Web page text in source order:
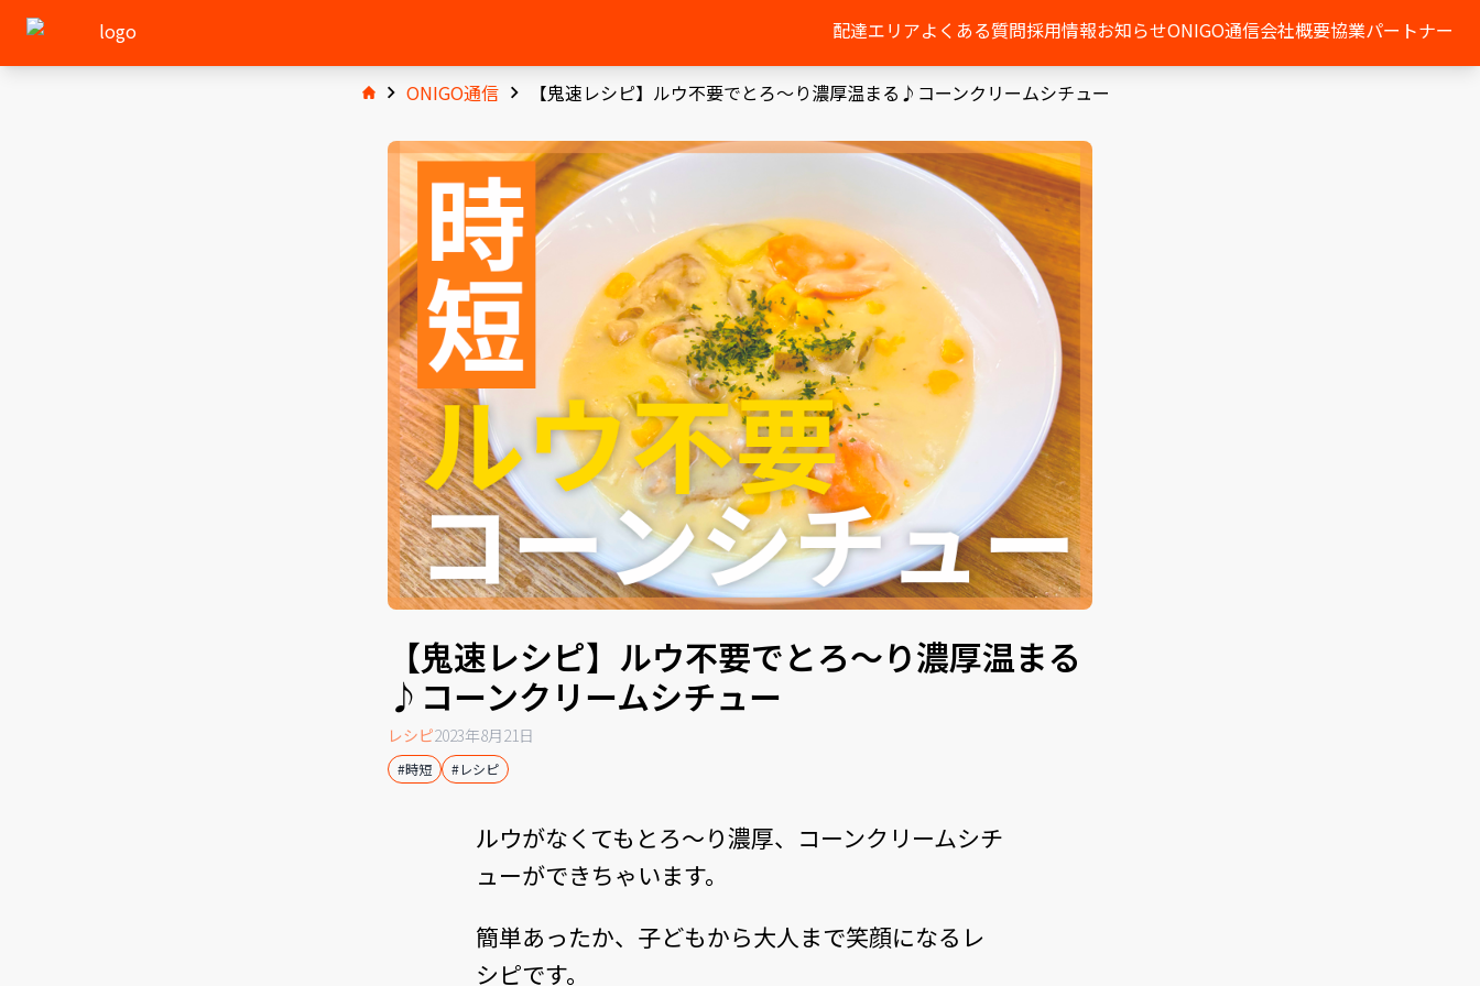
配達エリアよくある質問採用情報お知らせONIGO通信会社概要協業パートナー
ONIGO通信 【鬼速レシピ】ルウ不要でとろ〜り濃厚温まる♪コーンクリームシチュー
【鬼速レシピ】ルウ不要でとろ〜り濃厚温まる
♪コーンクリームシチュー
レシピ2023年8月21日
#時短 #レシピ
ルウがなくてもとろ〜り濃厚、コーンクリームシチ
ューができちゃいます。
簡単あったか、子どもから大人まで笑顔になるレ
シピです。